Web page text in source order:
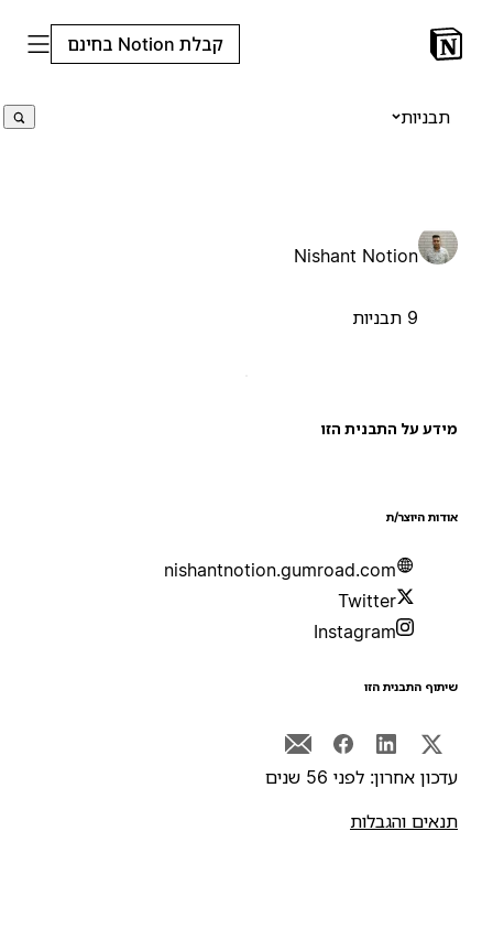
קבלת Notion בחינם
תבניות
Nishant Notion
על התבנית הזו
היוצר/ת
nishantnotion.gumroad.com
Twitter
Instagram
התבנית הזו
אחרון: לפני 56 שנים
והגבלות